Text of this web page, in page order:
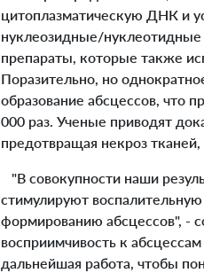
цитоплазматическую ДНК и
нуклеозидные/нуклеотидные
препараты, которые также
Поразительно, но
образование абсцессов, что
000 раз. Ученые приводят
предотвращая некроз
"В совокупности наши
стимулируют
формированию абсцессов", -
восприимчивость к
дальнейшая работа, чтобы